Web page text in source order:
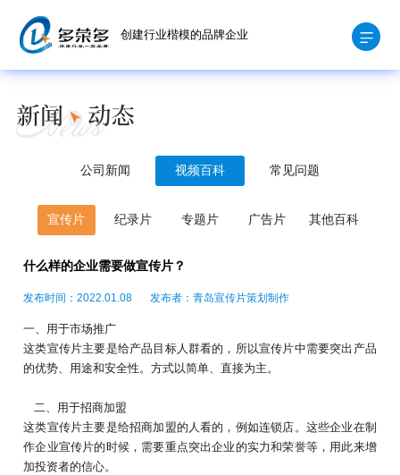
创建行业楷模的品牌企业
公司新闻 视频百科 常见问题
宣传片 纪录片 专题片 广告片 其他百科
什么样的企业需要做宣传片？
发布时间：2022.01.08 发布者：青岛宣传片策划制作
一、用于市场推广
这类宣传片主要是给产品目标人群看的，所以宣传片中需要突出产品
的优势、用途和安全性。方式以简单、直接为主。
二、用于招商加盟
这类宣传片主要是给招商加盟的人看的，例如连锁店。这些企业在制
作企业宣传片的时候，需要重点突出企业的实力和荣誉等，用此来增
加投资者的信心。